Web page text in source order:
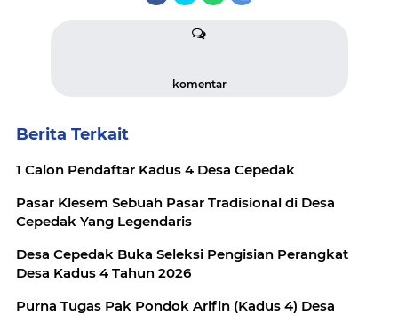
komentar
Berita Terkait
1 Calon Pendaftar Kadus 4 Desa Cepedak
Pasar Klesem Sebuah Pasar Tradisional di Desa
Cepedak Yang Legendaris
Desa Cepedak Buka Seleksi Pengisian Perangkat
Desa Kadus 4 Tahun 2026
Purna Tugas Pak Pondok Arifin (Kadus 4) Desa